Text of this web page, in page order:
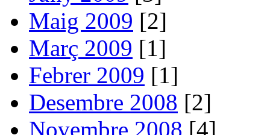
Maig 2009 [2]
Març 2009 [1]
Febrer 2009 [1]
Desembre 2008 [2]
Novembre 2008 [4]